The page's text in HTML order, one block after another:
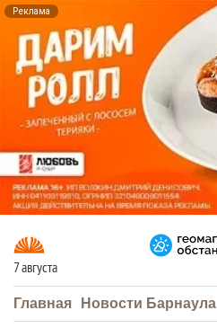
Реклама
7 августа
Главная Новости Барнаула